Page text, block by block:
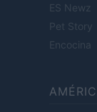
ES Newz
Pet Story
Encocina